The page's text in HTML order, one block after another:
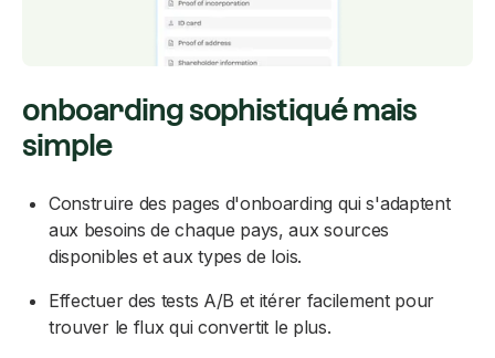
onboarding sophistiqué mais
simple
Construire des pages d'onboarding qui s'adaptent
aux besoins de chaque pays, aux sources
disponibles et aux types de lois.
Effectuer des tests A/B et itérer facilement pour
trouver le flux qui convertit le plus.